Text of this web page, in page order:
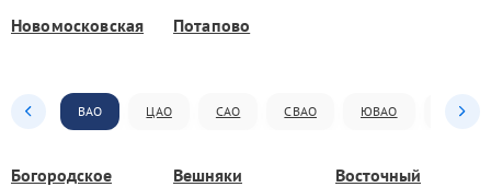
Новомосковская
Потапово
ВАО ЦАО САО СВАО ЮВАО ЮАО
Богородское Вешняки
Восточный